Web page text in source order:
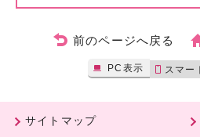
前のページへ戻る
PC表示 スマー
サイトマップ